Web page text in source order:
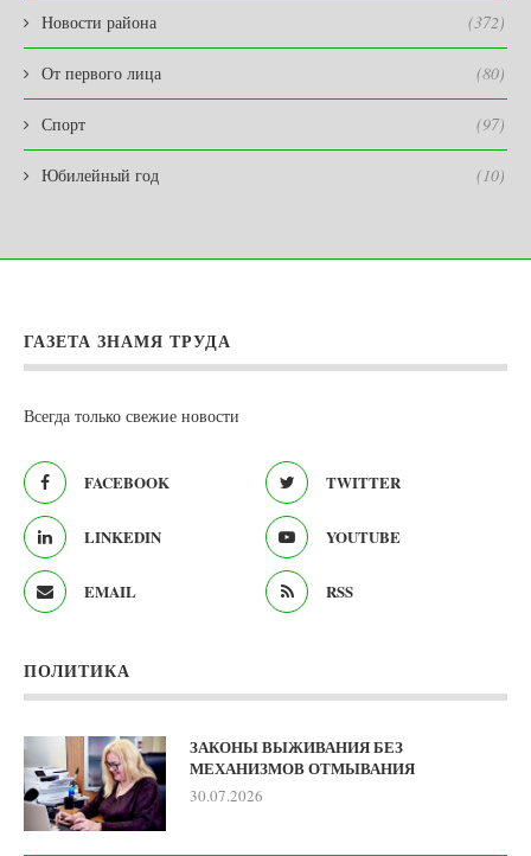
Новости района (372)
От первого лица (80)
Спорт (97)
Юбилейный год (10)
ГАЗЕТА ЗНАМЯ ТРУДА
Всегда только свежие новости
FACEBOOK TWITTER
LINKEDIN YOUTUBE
EMAIL RSS
ПОЛИТИКА
ЗАКОНЫ ВЫЖИВАНИЯ БЕЗ
МЕХАНИЗМОВ ОТМЫВАНИЯ
30.07.2026